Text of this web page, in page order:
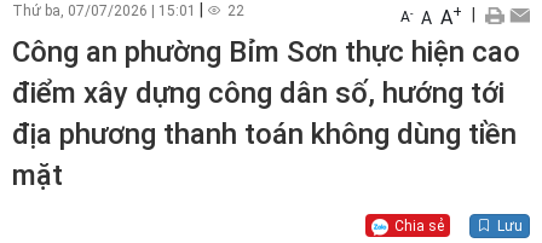
Thứ ba, 07/07/2026 | 15:01 22 A- A A+
Công an phường Bỉm Sơn thực hiện cao
điểm xây dựng công dân số, hướng tới
địa phương thanh toán không dùng tiền
mặt
Chia sẻ Lưu